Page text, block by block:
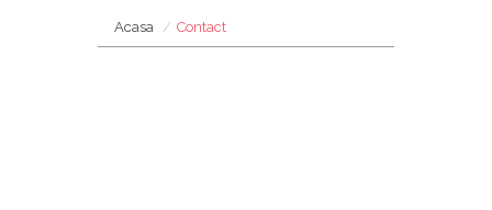
Acasa Contact